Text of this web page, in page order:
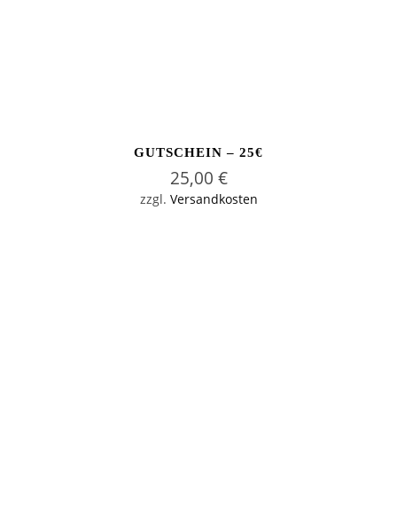
GUTSCHEIN – 25€
25,00 €
zzgl. Versandkosten